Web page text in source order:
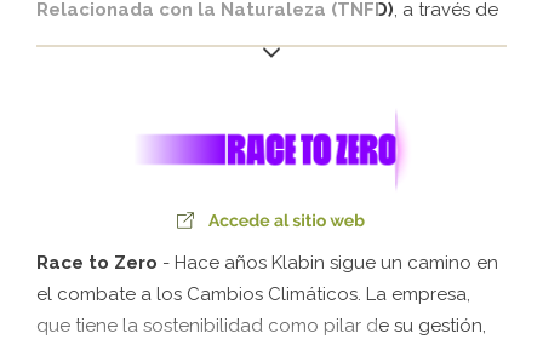
Relacionada con la Naturaleza (TNFD), a través de
la publicación de su Plan de Transición para la
riesgos y oportunidades financieras relacionadas con
la biodiversidad.
Race to Zero - Hace años Klabin sigue un camino en
el combate a los Cambios Climáticos. La empresa,
que tiene la sostenibilidad como pilar de su gestión,